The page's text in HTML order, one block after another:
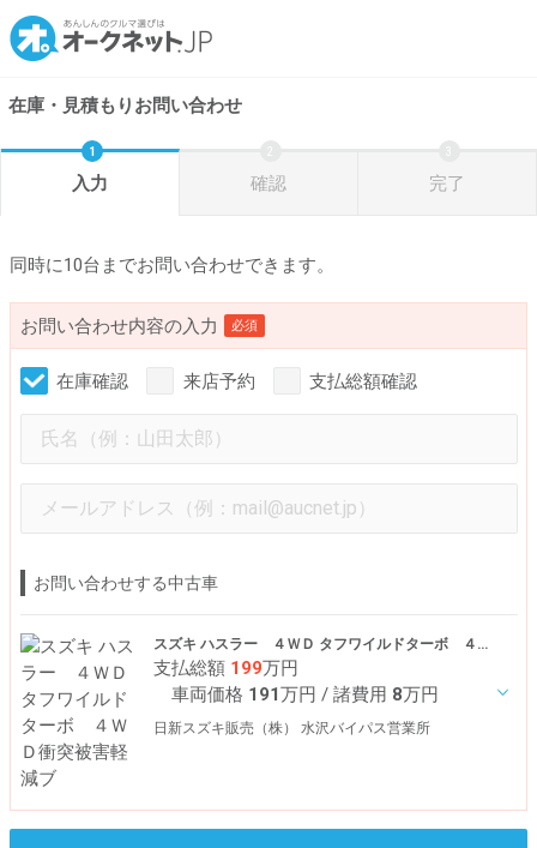
在庫・見積もりお問い合わせ
入力 確認 完了
同時に10台までお問い合わせできます。
お問い合わせ内容の入力 必須
在庫確認 来店予約 支払総額確認
お問い合わせする中古車
スズキ ハスラー ４ＷＤ タフワイルドターボ ４ＷＤ衝突被害軽減ブ
支払総額 199万円
車両価格 191万円 / 諸費用 8万円
日新スズキ販売（株） 水沢バイパス営業所